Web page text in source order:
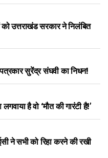
उत्तराखंड सरकार ने निलंबित
सुरेंद्र संघवी का निधन!
है वो ‘मौत की गारंटी है!’
ने सभी को रिहा करने की रखी